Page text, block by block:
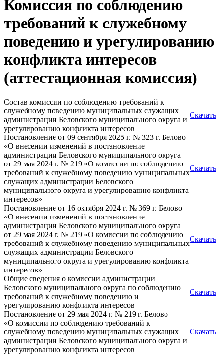
Комиссия по соблюдению
требований к служебному
поведению и урегулированию
конфликта интересов
(аттестационная комиссия)
Состав комиссии по соблюдению требований к
служебному поведению муниципальных служащих
администрации Беловского муниципального округа и
урегулированию конфликта интересов
Скачать
Постановление от 09 сентября 2025 г. № 323 г. Белово
«О внесении изменений в постановление
администрации Беловского муниципального округа
от 29 мая 2024 г. № 219 «О комиссии по соблюдению
требований к служебному поведению муниципальных
служащих администрации Беловского
муниципального округа и урегулированию конфликта
интересов»
Скачать
Постановление от 16 октября 2024 г. № 369 г. Белово
«О внесении изменений в постановление
администрации Беловского муниципального округа
от 29 мая 2024 г. № 219 «О комиссии по соблюдению
требований к служебному поведению муниципальных
служащих администрации Беловского
муниципального округа и урегулированию конфликта
интересов»
Скачать
Общие сведения о комиссии администрации
Беловского муниципального округа по соблюдению
требований к служебному поведению и
урегулированию конфликта интересов
Скачать
Постановление от 29 мая 2024 г. № 219 г. Белово
«О комиссии по соблюдению требований к
служебному поведению муниципальных служащих
администрации Беловского муниципального округа и
урегулированию конфликта интересов
Скачать